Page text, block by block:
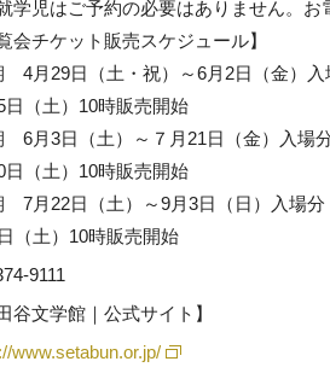
学児はご予約の必要はありません。
会チケット販売スケジュール】
4月29日（土・祝）～6月2日（金）入
日（土）10時販売開始
6月3日（土）～７月21日（金）入場
日（土）10時販売開始
7月22日（土）～9月3日（日）入場分
（土）10時販売開始
9111
谷文学館｜公式サイト】
www.setabun.or.jp/